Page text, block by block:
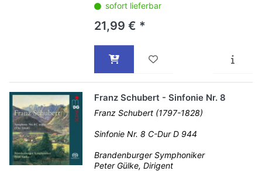
sofort lieferbar
21,99 € *
Franz Schubert - Sinfonie Nr. 8
Franz Schubert (1797-1828)
Sinfonie Nr. 8 C-Dur D 944
Brandenburger Symphoniker
Peter Gülke, Dirigent